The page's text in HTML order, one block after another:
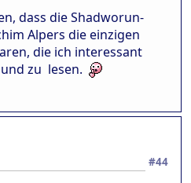
dass die Shadworun-
Alpers die einzigen
die ich interessant
zu lesen.
#44